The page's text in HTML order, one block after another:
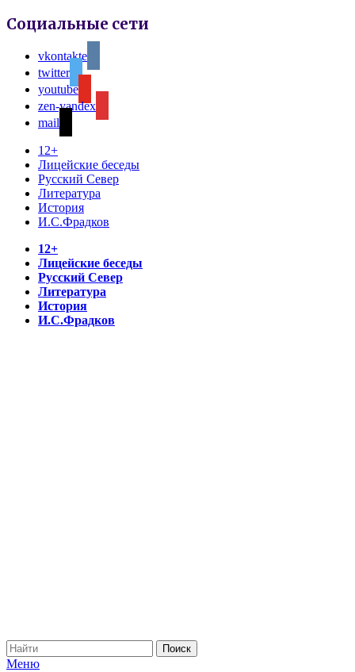
Социальные сети
vkontakte
twitter
youtube
zen-yandex
mail
12+
Лицейские беседы
Русский Север
Литература
История
И.С.Фрадков
12+
Лицейские беседы
Русский Север
Литература
История
И.С.Фрадков
Меню